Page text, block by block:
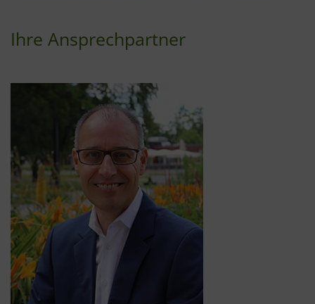
Ihre Ansprechpartner